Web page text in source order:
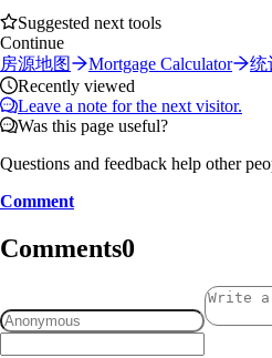
Suggested next tools
Continue
房源地图
Mortgage Calculator
统
Recently viewed
Leave a note for the next visitor.
Was this page useful?
Questions and feedback help other
Comment
Comments0